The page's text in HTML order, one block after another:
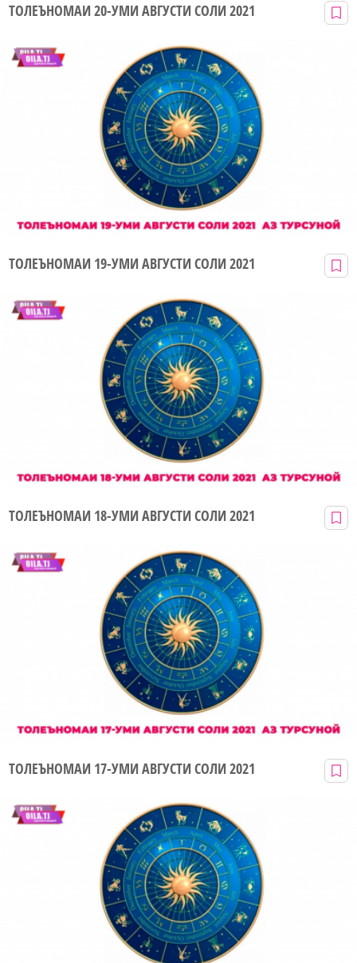
ТОЛЕЪНОМАИ 20-УМИ АВГУСТИ СОЛИ 2021
ТОЛЕЪНОМАИ 19-УМИ АВГУСТИ СОЛИ 2021
ТОЛЕЪНОМАИ 18-УМИ АВГУСТИ СОЛИ 2021
ТОЛЕЪНОМАИ 17-УМИ АВГУСТИ СОЛИ 2021